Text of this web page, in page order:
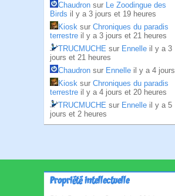
Chaudron sur Le Zoodingue des
Birds il y a 3 jours et 19 heures
Kiosk sur Chroniques du paradis
terrestre il y a 3 jours et 21 heures
TRUCMUCHE sur Ennelle il y a 3
jours et 21 heures
Chaudron sur Ennelle il y a 4 jours
Kiosk sur Chroniques du paradis
terrestre il y a 4 jours et 20 heures
TRUCMUCHE sur Ennelle il y a 5
jours et 2 heures
Propriété intellectuelle